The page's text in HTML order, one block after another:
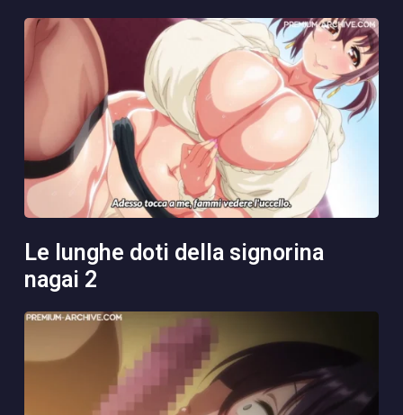
le lunghe doti della signorina
nagai 2